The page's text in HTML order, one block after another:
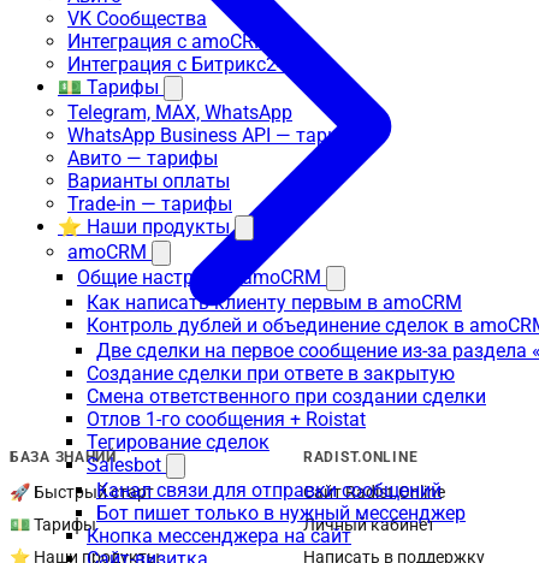
VK Сообщества
Интеграция с amoCRM
Интеграция с Битрикс24
💵 Тарифы
Telegram, MAX, WhatsApp
WhatsApp Business API — тарифы
Авито — тарифы
Варианты оплаты
Trade-in — тарифы
⭐ Наши продукты
amoCRM
Общие настройки amoCRM
Как написать клиенту первым в amoCRM
Контроль дублей и объединение сделок в
Две сделки на первое сообщение из-за раздела
Создание сделки при ответе в закрытую
Смена ответственного при создании сделки
Отлов 1-го сообщения + Roistat
Тегирование сделок
Salesbot
Канал связи для отправки сообщений
Бот пишет только в нужный мессенджер
Кнопка мессенджера на сайт
БАЗА ЗНАНИЙ
🚀 Быстрый старт
💵 Тарифы
⭐ Наши продукты
RADIST.ONLINE
Сайт Radist.Online
Личный кабинет
Написать в поддержку